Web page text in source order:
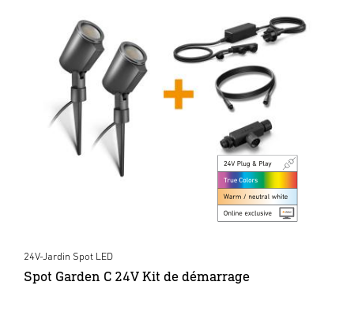
24V-Jardin Spot LED
Spot Garden C 24V Kit de démarrage